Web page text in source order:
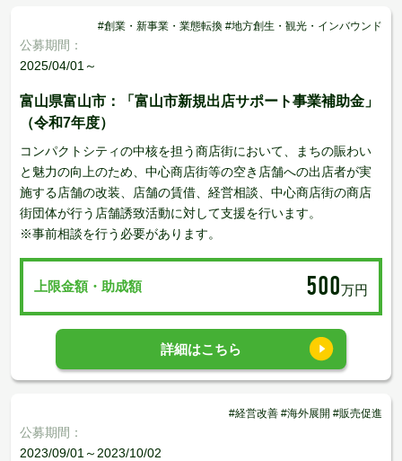
#創業・新事業・業態転換 #地方創生・観光・インバウンド
公募期間：
2025/04/01～
富山県富山市：「富山市新規出店サポート事業補助金」
（令和7年度）
コンパクトシティの中核を担う商店街において、まちの賑わい
と魅力の向上のため、中心商店街等の空き店舗への出店者が実
施する店舗の改装、店舗の賃借、経営相談、中心商店街の商店
街団体が行う店舗誘致活動に対して支援を行います。
※事前相談を行う必要があります。
上限金額・助成額 500万円
詳細はこちら
#経営改善 #海外展開 #販売促進
公募期間：
2023/09/01～2023/10/02